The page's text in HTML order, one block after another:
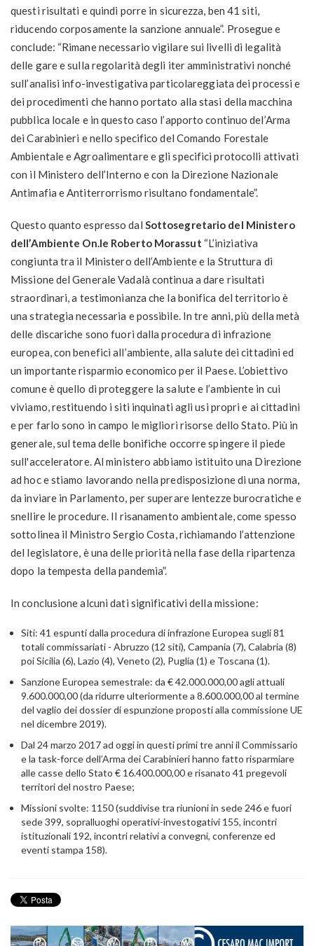
questi risultati e quindi porre in sicurezza, ben 41 siti,
riducendo corposamente la sanzione annuale”. Prosegue e
conclude: “Rimane necessario vigilare sui livelli di legalità
delle gare e sulla regolarità degli iter amministrativi nonché
sull’analisi info-investigativa particolareggiata dei processi e
dei procedimenti che hanno portato alla stasi della macchina
pubblica locale e in questo caso l’apporto continuo del’Arma
dei Carabinieri e nello specifico del Comando Forestale
Ambientale e Agroalimentare e gli specifici protocolli attivati
con il Ministero dell’Interno e con la Direzione Nazionale
Antimafia e Antiterrorrismo risultano fondamentale”.
Questo quanto espresso dal Sottosegretario del Ministero
dell’Ambiente On.le Roberto Morassut “L’iniziativa
congiunta tra il Ministero dell’Ambiente e la Struttura di
Missione del Generale Vadalà continua a dare risultati
straordinari, a testimonianza che la bonifica del territorio è
una strategia necessaria e possibile. In tre anni, più della metà
delle discariche sono fuori dalla procedura di infrazione
europea, con benefici all’ambiente, alla salute dei cittadini ed
un importante risparmio economico per il Paese. L’obiettivo
comune è quello di proteggere la salute e l’ambiente in cui
viviamo, restituendo i siti inquinati agli usi propri e ai cittadini
e per farlo sono in campo le migliori risorse dello Stato. Più in
generale, sul tema delle bonifiche occorre spingere il piede
sull'acceleratore. Al ministero abbiamo istituito una Direzione
ad hoc e stiamo lavorando nella predisposizione di una norma,
da inviare in Parlamento, per superare lentezze burocratiche e
snellire le procedure. Il risanamento ambientale, come spesso
sottolinea il Ministro Sergio Costa, richiamando l’attenzione
del legislatore, è una delle priorità nella fase della ripartenza
dopo la tempesta della pandemia”.
In conclusione alcuni dati significativi della missione:
Siti: 41 espunti dalla procedura di infrazione Europea sugli 81
totali commissariati - Abruzzo (12 siti), Campania (7), Calabria (8)
poi Sicilia (6), Lazio (4), Veneto (2), Puglia (1) e Toscana (1).
Sanzione Europea semestrale: da € 42.000.000,00 agli attuali
9.600.000,00 (da ridurre ulteriormente a 8.600.000,00 al termine
del vaglio dei dossier di espunzione proposti alla commissione UE
nel dicembre 2019).
Dal 24 marzo 2017 ad oggi in questi primi tre anni il Commissario
e la task-force dell’Arma dei Carabinieri hanno fatto risparmiare
alle casse dello Stato € 16.400.000,00 e risanato 41 pregevoli
territori del nostro Paese;
Missioni svolte: 1150 (suddivise tra riunioni in sede 246 e fuori
sede 399, sopralluoghi operativi-investogativi 155, incontri
istituzionali 192, incontri relativi a convegni, conferenze ed
eventi stampa 158).